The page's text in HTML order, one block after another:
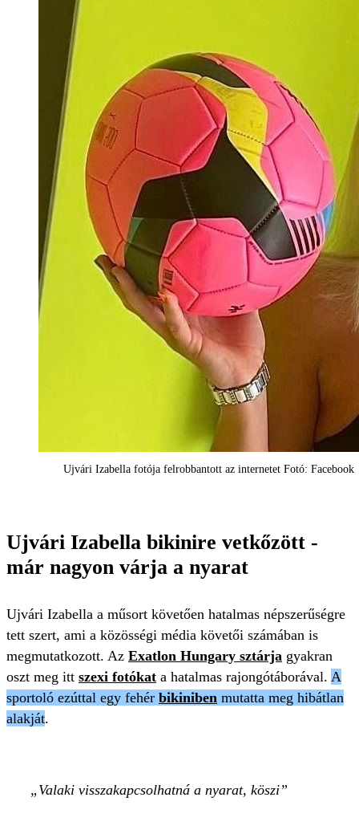
Ujvári Izabella fotója felrobbantott az internetet Fotó: Facebook
Ujvári Izabella bikinire vetkőzött -
már nagyon várja a nyarat
Ujvári Izabella a műsort követően hatalmas népszerűségre
tett szert, ami a közösségi média követői számában is
megmutatkozott. Az Exatlon Hungary sztárja gyakran
oszt meg itt szexi fotókat a hatalmas rajongótáborával. A
sportoló ezúttal egy fehér bikiniben mutatta meg hibátlan
alakját.
Valaki visszakapcsolhatná a nyarat, köszi